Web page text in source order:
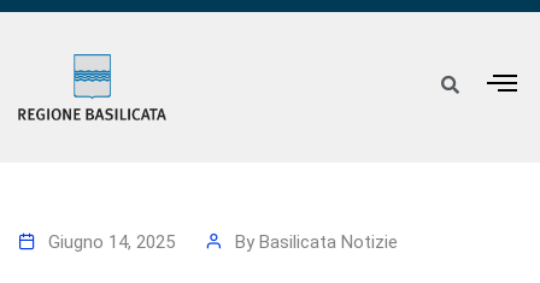
Giugno 14, 2025 By Basilicata Notizie